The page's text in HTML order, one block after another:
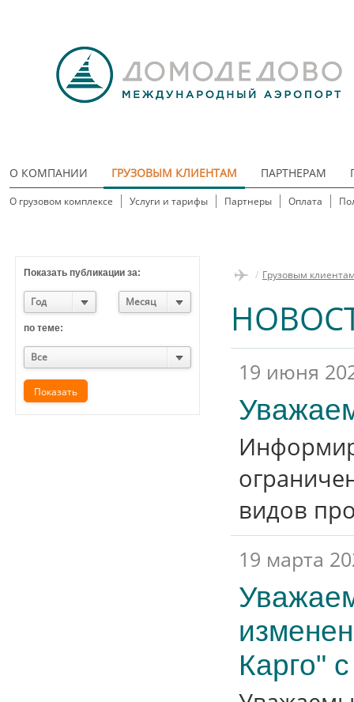
О КОМПАНИИ ГРУЗОВЫМ КЛИЕНТАМ ПАРТНЕРАМ
О грузовом комплексе Услуги и тарифы Партнеры Оплата
Показать публикации за:
Год Месяц
по теме:
Все
/ Грузовым
19 июня
видов
19 марта
Карго"